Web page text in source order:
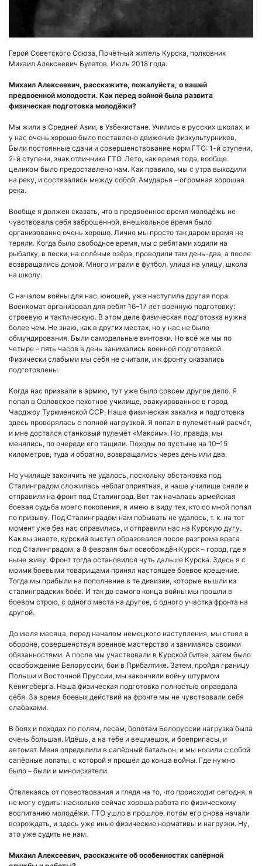
Герой Советского Союза, Почётный житель Курска, полковник
Михаил Алексеевич Булатов. Июль 2018 года.
Михаил Алексеевич, расскажите, пожалуйста, о вашей
предвоенной молодости. Как перед войной была развита
физическая подготовка молодёжи?
Мы жили в Средней Азии, в Узбекистане. Учились в русских школах, и
у нас очень хорошо было поставлено движение физкультурников.
Были постоянные сдачи и совершенствование норм ГТО: 1-й ступени,
2-й ступени, знак отличника ГТО. Лето, как время года, вообще
целиком было предоставлено нам. Как правило, мы с утра выходили
на реку, и состязались между собой. Амударья – огромная хорошая
река.
Вообще я должен сказать, что в предвоенное время молодёжь не
чувствовала себя заброшенной, внешкольное время было
организованно очень хорошо. Лично мы просто так даром время не
теряли. Когда было свободное время, мы с ребятами ходили на
рыбалку, в пески, на солёные озёра, проводили там день-два, а после
возвращались домой. Много играли в футбол, улица на улицу, школа
на школу.
С началом войны для нас, юношей, уже наступила другая пора.
Военкомат организовал для ребят 16–17 лет военную подготовку:
строевую и тактическую. В этом деле физическая подготовка нужна
более чем. Не знаю, как в других местах, но у нас не было
обмундирования. Были самодельные винтовки. Но всё же мы по
четыре – пять часов в день занимались военной подготовкой.
Физически слабыми мы себя не считали, и к фронту оказались
подготовлены.
Когда нас призвали в армию, тут уже было совсем другое дело. Я
попал в Орловское пехотное училище, эвакуированное в город
Чарджоу Туркменской ССР. Наша физическая закалка и подготовка
здесь проверялась с полной нагрузкой. Я попал в пулемётный расчёт,
и мне достался станковый пулемёт «Максим». Но, правда, мы
менялись, по очереди его тащили. Походы по пустыне на 10–15
километров, туда и обратно, возвращались через день или два.
Но училище закончить не удалось, поскольку обстановка под
Сталинградом сложилась неблагоприятная, и наше училище сняли и
отправили на фронт под Сталинград. Вот так началась армейская
боевая судьба моего поколения, я имею в виду тех, кто со мной попал
по призыву. Под Сталинградом нам побывать не удалось, т. к. на тот
момент уже без нас справились, и отправили нас на Курскую дугу.
Как вы знаете, курский выступ образовался после разгрома врага
под Сталинградом, а 8 февраля был освобождён Курск – город, где я
ныне живу. Фронт тогда остановился чуть дальше Курска. Здесь я с
моими боевыми товарищами принял настоящее боевое крещение.
Тогда мы прибыли на пополнение в те дивизии, которые вышли из
сталинградских боёв. И так до самого конца войны мы прошли в
боевом строю, с одного места на другое, с одного участка фронта на
другой.
До июля месяца, перед началом немецкого наступления, мы стоял в
обороне, совершенствуя военное мастерство и занимаясь своими
обязанностями. А после мы участвовали в Курской битве, затем было
освобождение Белоруссии, бои в Прибалтике. Затем, пройдя границу
Польши и Восточной Пруссии, мы закончили войну штурмом
Кёнигсберга. Наша физическая подготовка полностью оправдала
себя. За время боевых действий на фронте мы не чувствовали себя
слабаками.
В боях и походах по полям, лесам, болотам Белоруссии нагрузка была
очень большая. Идёшь, а на тебе и вещмешок, и боеприпасы, и
автомат. Меня определили в сапёрный батальон, и мы носили с собой
сапёрные лопаты, с которой я прошёл до конца войны. Где нужно
было – были и миноискатели.
Отвлекаясь от повествования и глядя на то, что происходит сегодня, я
не могу судить: насколько сейчас хороша работа по физическому
воспитанию молодёжи. ГТО ушло в прошлое, потом его снова начали
возрождать, и здесь уже иные физические нормативы и нагрузки. Ну,
это уже судить не нам.
Михаил Алексеевич, расскажите об особенностях сапёрной